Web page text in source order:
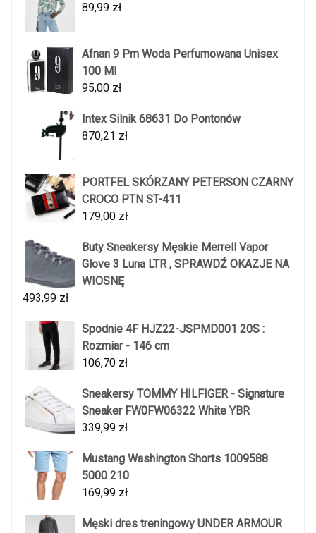
89,99 zł
Afnan 9 Pm Woda Perfumowana Unisex
100 Ml
95,00 zł
Intex Silnik 68631 Do Pontonów
870,21 zł
PORTFEL SKÓRZANY PETERSON CZARNY
CROCO PTN ST-411
179,00 zł
Buty Sneakersy Męskie Merrell Vapor
Glove 3 Luna LTR , SPRAWDŹ OKAZJE NA
WIOSNĘ
493,99 zł
Spodnie 4F HJZ22-JSPMD001 20S :
Rozmiar - 146 cm
106,70 zł
Sneakersy TOMMY HILFIGER - Signature
Sneaker FW0FW06322 White YBR
339,99 zł
Mustang Washington Shorts 1009588
5000 210
169,99 zł
Męski dres treningowy UNDER ARMOUR